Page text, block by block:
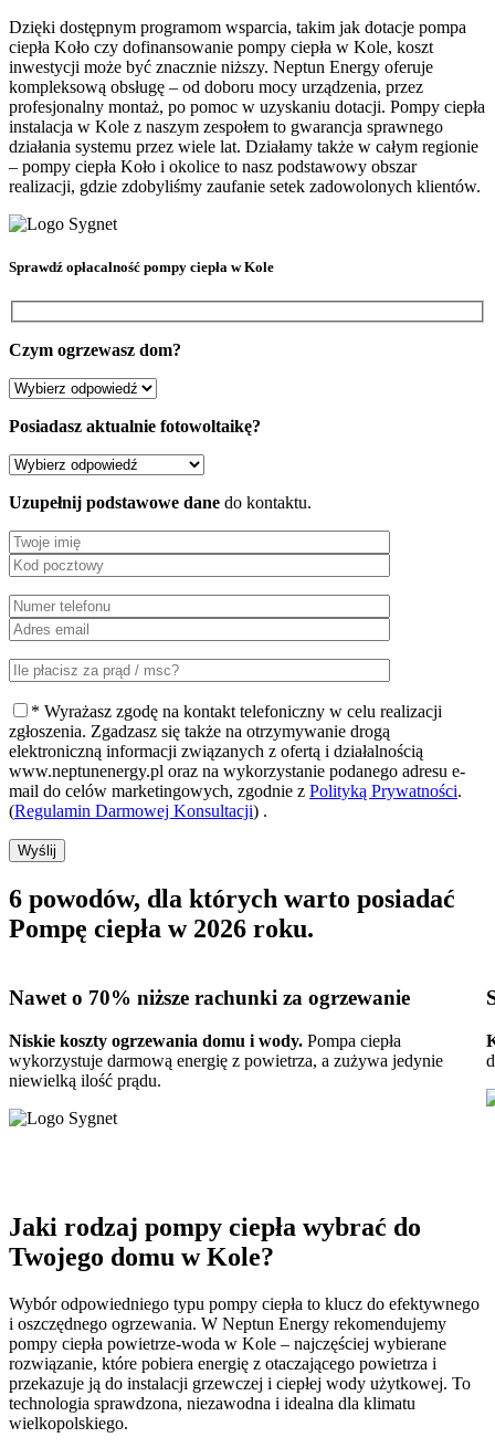
Dzięki dostępnym programom wsparcia, takim jak dotacje pompa
ciepła Koło czy dofinansowanie pompy ciepła w Kole, koszt
inwestycji może być znacznie niższy. Neptun Energy oferuje
kompleksową obsługę – od doboru mocy urządzenia, przez
profesjonalny montaż, po pomoc w uzyskaniu dotacji. Pompy ciepła
instalacja w Kole z naszym zespołem to gwarancja sprawnego
działania systemu przez wiele lat. Działamy także w całym regionie
– pompy ciepła Koło i okolice to nasz podstawowy obszar
realizacji, gdzie zdobyliśmy zaufanie setek zadowolonych klientów.
Sprawdź opłacalność pompy ciepła w Kole
Czym ogrzewasz dom?
Posiadasz aktualnie fotowoltaikę?
Uzupełnij podstawowe dane do kontaktu.
* Wyrażasz zgodę na kontakt telefoniczny w celu realizacji
zgłoszenia. Zgadzasz się także na otrzymywanie drogą
elektroniczną informacji związanych z ofertą i działalnością
www.neptunenergy.pl oraz na wykorzystanie podanego adresu e-
mail do celów marketingowych, zgodnie z Polityką Prywatności.
(Regulamin Darmowej Konsultacji) .
Wyślij
6 powodów, dla których warto posiadać
Pompę ciepła w 2026 roku.
Nawet o 70% niższe rachunki za ogrzewanie
Niskie koszty ogrzewania domu i wody. Pompa ciepła
wykorzystuje darmową energię z powietrza, a zużywa jedynie
niewielką ilość prądu.
Jaki rodzaj pompy ciepła wybrać do
Twojego domu w Kole?
Wybór odpowiedniego typu pompy ciepła to klucz do efektywnego
i oszczędnego ogrzewania. W Neptun Energy rekomendujemy
pompy ciepła powietrze-woda w Kole – najczęściej wybierane
rozwiązanie, które pobiera energię z otaczającego powietrza i
przekazuje ją do instalacji grzewczej i ciepłej wody użytkowej. To
technologia sprawdzona, niezawodna i idealna dla klimatu
wielkopolskiego.